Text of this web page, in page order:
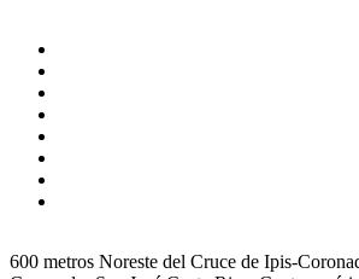
600 metros Noreste del Cruce de Ipis-